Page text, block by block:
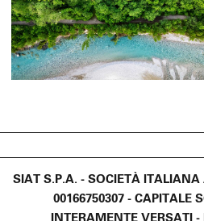
SIAT S.P.A. - SOCIETÀ
00166750307 - CAPITALE
INTERAMENTE VERSATI